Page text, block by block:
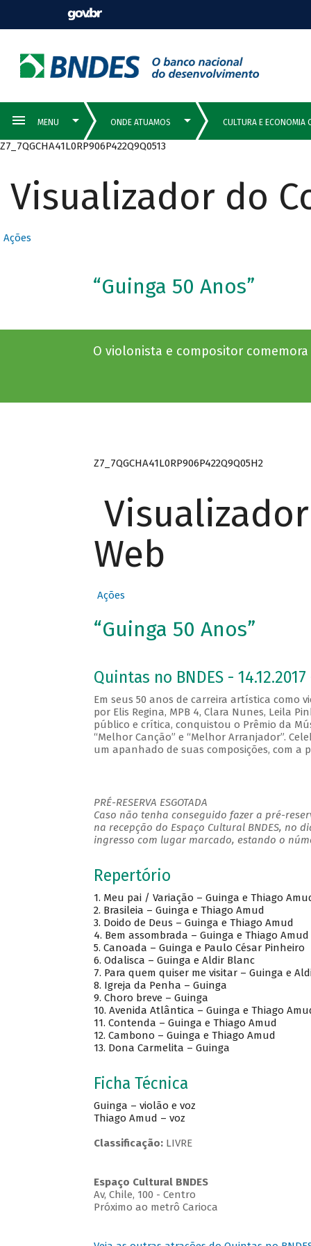
Z7_7QGCHA41L0RP906P422Q9Q0513
Visualizador do
Ações
“Guinga 50 Anos”
O violonista e compositor
Z7_7QGCHA41L0RP906P422Q9Q05H2
Web
Ações
“Guinga 50 Anos”
Quintas no BNDES - 14.12.2017
Em seus 50 anos de carreira artística como
por Elis Regina, MPB 4, Clara Nunes, Leila
público e crítica, conquistou o Prêmio da
“Melhor Canção” e “Melhor Arranjador”.
um apanhado de suas composições, com a
PRÉ-RESERVA ESGOTADA
Caso não tenha conseguido fazer a pré-
na recepção do Espaço Cultural BNDES, no
ingresso com lugar marcado, estando o
Repertório
1. Meu pai / Variação – Guinga e Thiago
2. Brasileia – Guinga e Thiago Amud
3. Doido de Deus – Guinga e Thiago Amud
4. Bem assombrada – Guinga e Thiago Amud
5. Canoada – Guinga e Paulo César Pinheiro
6. Odalisca – Guinga e Aldir Blanc
7. Para quem quiser me visitar – Guinga e
8. Igreja da Penha – Guinga
9. Choro breve – Guinga
10. Avenida Atlântica – Guinga e Thiago
11. Contenda – Guinga e Thiago Amud
12. Cambono – Guinga e Thiago Amud
13. Dona Carmelita – Guinga
Ficha Técnica
Guinga – violão e voz
Thiago Amud – voz
Classificação: LIVRE
Espaço Cultural BNDES
Av, Chile, 100 - Centro
Próximo ao metrô Carioca